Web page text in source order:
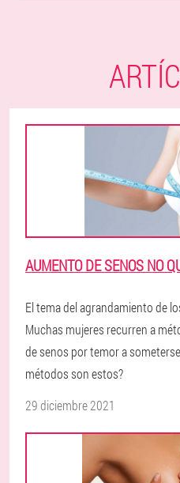
AUMENTO DE SENOS NO
El tema del agrandamiento de
Muchas mujeres recurren a
de senos por temor a
métodos son estos?
29 diciembre 2021